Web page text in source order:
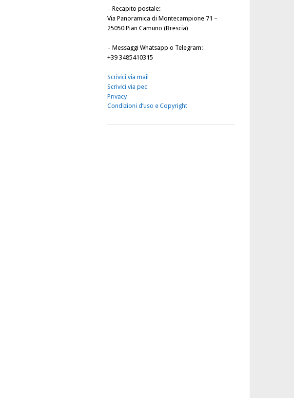
– Recapito postale:
Via Panoramica di Montecampione 71 –
25050 Pian Camuno (Brescia)
– Messaggi Whatsapp o Telegram:
+39 3485410315
Scrivici via mail
Scrivici via pec
Privacy
Condizioni d’uso e Copyright